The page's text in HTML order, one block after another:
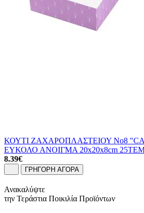
ΚΟΥΤΙ ΖΑΧΑΡΟΠΛΑΣΤΕΙΟΥ No8
ΕΥΚΟΛΟ ΑΝΟΙΓΜΑ 20x20x8cm
8.39€
ΓΡΗΓΟΡΗ ΑΓΟΡΑ
Ανακαλύψτε
την Τεράστια Ποικιλία Προϊόντων